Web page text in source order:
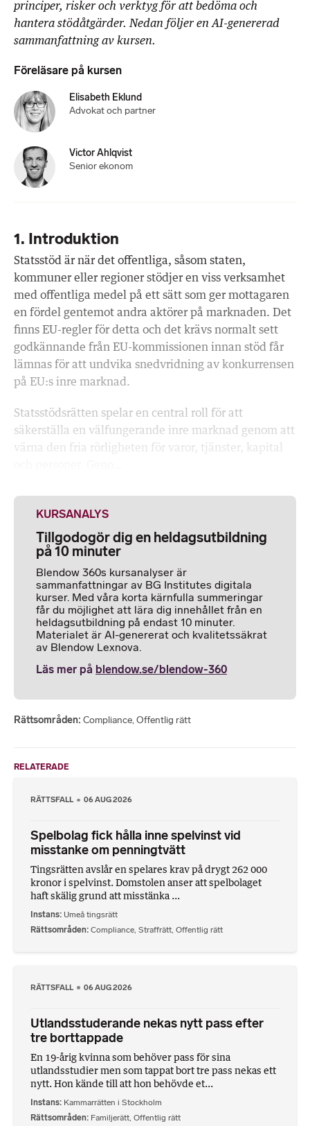
principer, risker och verktyg för att bedöma och
hantera stödåtgärder. Nedan följer en AI-genererad
sammanfattning av kursen.
Föreläsare på kursen
Elisabeth Eklund
Advokat och partner
Victor Ahlqvist
Senior ekonom
1. Introduktion
Statsstöd är när det offentliga, såsom staten,
kommuner eller regioner stödjer en viss verksamhet
med offentliga medel på ett sätt som ger mottagaren
en fördel gentemot andra aktörer på marknaden. Det
finns EU-regler för detta och det krävs normalt sett
godkännande från EU-kommissionen innan stöd får
lämnas för att undvika snedvridning av konkurrensen
på EU:s inre marknad.
Statsstödsrätten spelar en central roll för att
säkerställa en välfungerande inre marknad genom att
värna den fria rörligheten för varor, tjänster, kapital
KURSANALYS
Tillgodogör dig en heldagsutbildning
på 10 minuter
Blendow 360s kursanalyser är
sammanfattningar av BG Institutes digitala
kurser. Med våra korta kärnfulla summeringar
får du möjlighet att lära dig innehållet från en
heldagsutbildning på endast 10 minuter.
Materialet är AI-genererat och kvalitetssäkrat
av Blendow Lexnova.
Läs mer på blendow.se/blendow-360
Rättsområden Compliance,Offentlig rätt
RELATERADE
RÄTTSFALL 06 AUG 2026
Spelbolag fick hålla inne spelvinst vid
misstanke om penningtvätt
Tingsrätten avslår en spelares krav på drygt 262 000
kronor i spelvinst. Domstolen anser att spelbolaget
haft skälig grund att misstänka ...
Instans Umeå tingsrätt
Rättsområden Compliance, Straffrätt, Offentlig rätt
RÄTTSFALL 06 AUG 2026
Utlandsstuderande nekas nytt pass efter
tre borttappade
En 19-årig kvinna som behöver pass för sina
utlandsstudier men som tappat bort tre pass nekas ett
nytt. Hon kände till att hon behövde et...
Instans Kammarrätten i Stockholm
Rättsområden Familjerätt Offentlig rätt